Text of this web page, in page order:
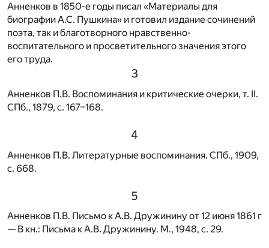
Анненков в 1850-е годы писал «Материалы для
биографии А.С. Пушкина» и готовил издание сочинений
поэта, так и благотворного нравственно-
воспитательного и просветительного значения этого
его труда.
3
Анненков П.В. Воспоминания и критические очерки, т. II.
СПб., 1879, с. 167–168.
4
Анненков П.В. Литературные воспоминания. СПб., 1909,
c. 668.
5
Анненков П.В. Письмо к А.В. Дружинину от 12 июня 1861 г
— В кн.: Письма к А.В. Дружинину. М., 1948, с. 29.